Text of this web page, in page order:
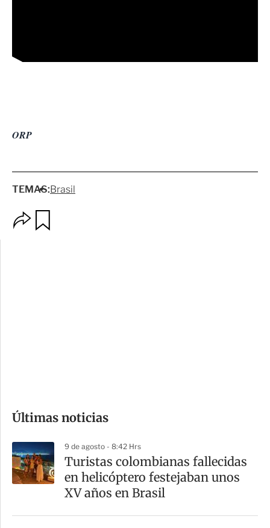
ORP
TEMAS:Brasil
p
m
a
r
t
Últimas noticias
9 de agosto - 8:42 Hrs
Turistas colombianas fallecidas
en helicóptero festejaban unos
XV años en Brasil